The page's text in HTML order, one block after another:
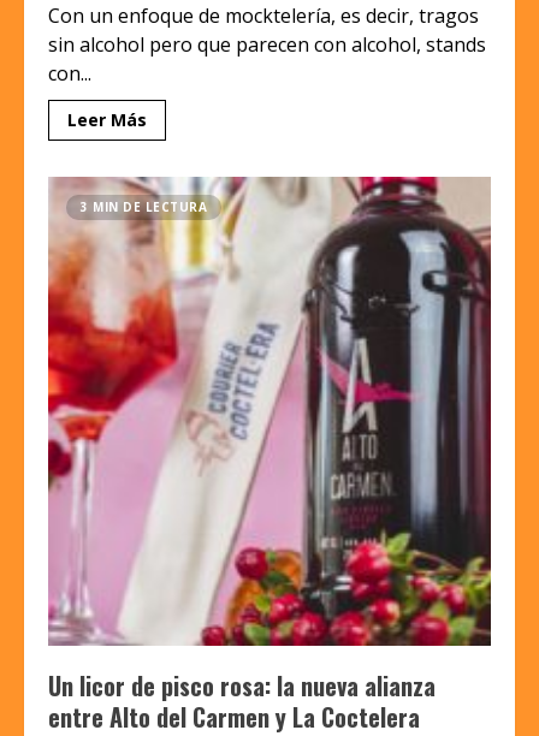
Con un enfoque de mocktelería, es decir, tragos
sin alcohol pero que parecen con alcohol, stands
con...
Leer Más
3 MIN DE LECTURA
Un licor de pisco rosa: la nueva alianza
entre Alto del Carmen y La Coctelera